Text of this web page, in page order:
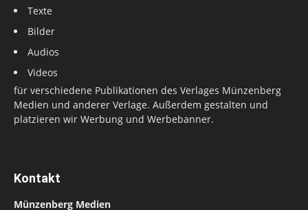
Texte
Bilder
Audios
Videos
für verschiedene Publikationen des Verlages Münzenberg
Medien und anderer Verlage. Außerdem gestalten und
platzieren wir Werbung und Werbebanner.
Kontakt
Münzenberg Medien